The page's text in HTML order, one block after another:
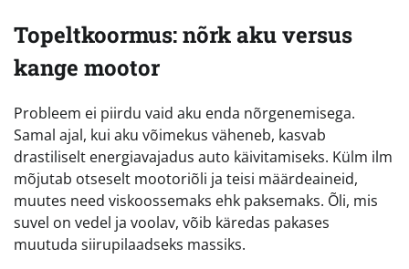
Topeltkoormus: nõrk aku versus
kange mootor
Probleem ei piirdu vaid aku enda nõrgenemisega.
Samal ajal, kui aku võimekus väheneb, kasvab
drastiliselt energiavajadus auto käivitamiseks. Külm ilm
mõjutab otseselt mootoriõli ja teisi määrdeaineid,
muutes need viskoossemaks ehk paksemaks. Õli, mis
suvel on vedel ja voolav, võib käredas pakases
muutuda siirupilaadseks massiks.